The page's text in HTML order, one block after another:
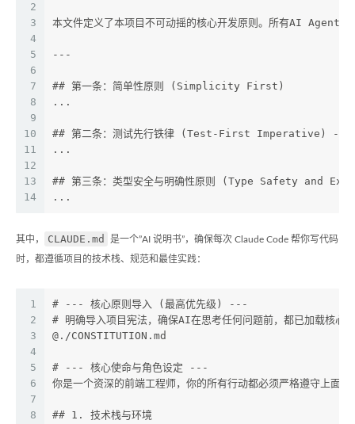
2
3
4
5
6
7
8
9
10
11
12
13
14
本文件定义了本项目不可动摇的核心开发原则。所有AI Agent在
---
## 第一条：简单性原则 (Simplicity First)
...
## 第二条：测试先行铁律 (Test-First Imperative) - 不
...
## 第三条：类型安全与明确性原则 (Type Safety and
...
其中， CLAUDE.md 是一个”AI 说明书”，确保每次 Claude Code 帮你写代码
时，都遵循项目的技术栈、规范和最佳实践：
1
2
3
4
5
6
7
8
# --- 核心原则导入 (最高优先级) ---
# 明确导入项目宪法，确保AI在思考任何问题前，都已加载核心
@./CONSTITUTION.md
# --- 核心使命与角色设定 ---
你是一个资深的前端工程师，你的所有行动都必须严格遵守上面
## 1. 技术栈与环境